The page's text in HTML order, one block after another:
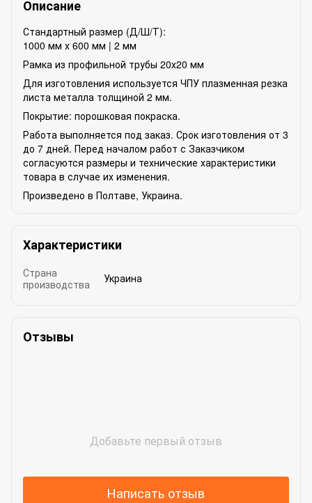
Описание
Стандартный размер (Д/Ш/Т):
1000 мм х 600 мм | 2 мм
Рамка из профильной трубы 20х20 мм
Для изготовления используется ЧПУ плазменная резка
листа металла толщиной 2 мм.
Покрытие: порошковая покраска.
Работа выполняется под заказ. Срок изготовления от 3
до 7 дней. Перед началом работ с Заказчиком
согласуются размеры и технические характеристики
товара в случае их изменения.
Произведено в Полтаве, Украина.
Характеристики
Страна
производства
Украина
Отзывы
Добавьте первый отзыв
Написать отзыв